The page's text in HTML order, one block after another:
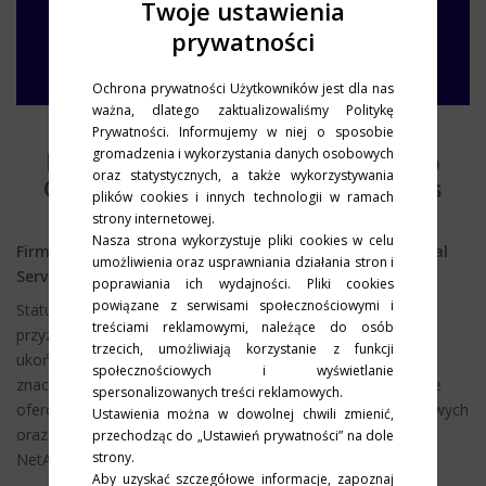
Twoje ustawienia
prywatności
Ochrona prywatności Użytkowników jest dla nas
ważna, dlatego zaktualizowaliśmy Politykę
Prywatności. Informujemy w niej o sposobie
gromadzenia i wykorzystania danych osobowych
oraz statystycznych, a także wykorzystywania
plików cookies i innych technologii w ramach
strony internetowej.
Nasza strona wykorzystuje pliki cookies w celu
umożliwienia oraz usprawniania działania stron i
poprawiania ich wydajności. Pliki cookies
powiązane z serwisami społecznościowymi i
treściami reklamowymi, należące do osób
trzecich, umożliwiają korzystanie z funkcji
społecznościowych i wyświetlanie
spersonalizowanych treści reklamowych.
Ustawienia można w dowolnej chwili zmienić,
przechodząc do „Ustawień prywatności” na dole
strony.
Aby uzyskać szczegółowe informacje, zapoznaj
K3 System z certyfikatem NatApp
Gold Partner Proffesional Services
Firma K3 System zdobyła certyfikat NetApp Professional
Services Certified-ONTAP.
Status NetApp Professional Services Certified-ONTAP
przyznawany jest partnerom biznesowym NatApp, którzy
ukończyli dedykowany program szkoleniowy i posiadają
znaczące kwalifikacje oraz bogate doświadczenie w zakresie
oferowania profesjonalnych usług wdrożeniowych, serwisowych
oraz konsultingowych w obszarze systemów macierzowych
NetApp.